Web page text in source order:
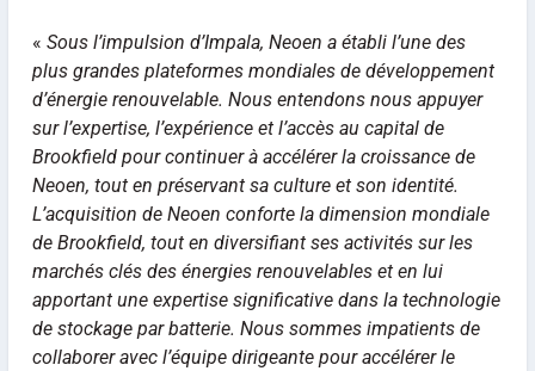
« Sous l’impulsion d’Impala, Neoen a établi l’une des
plus grandes plateformes mondiales de développement
d’énergie renouvelable. Nous entendons nous appuyer
sur l’expertise, l’expérience et l’accès au capital de
Brookfield pour continuer à accélérer la croissance de
Neoen, tout en préservant sa culture et son identité.
L’acquisition de Neoen conforte la dimension mondiale
de Brookfield, tout en diversifiant ses activités sur les
marchés clés des énergies renouvelables et en lui
apportant une expertise significative dans la technologie
de stockage par batterie. Nous sommes impatients de
collaborer avec l’équipe dirigeante pour accélérer le